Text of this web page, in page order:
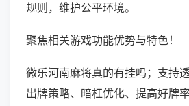
规则，维护公平环境。
聚焦相关游戏功能优势与特色！
微乐河南麻将真的有挂吗；支持
出牌策略、暗杠优化、提高好牌